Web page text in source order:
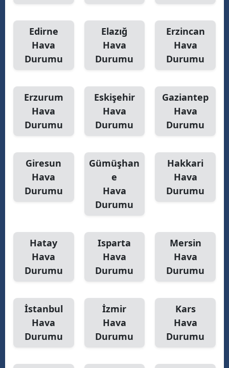
Edirne
Hava
Durumu
Elazığ
Hava
Durumu
Erzincan
Hava
Durumu
Erzurum
Hava
Durumu
Eskişehir
Hava
Durumu
Gaziantep
Hava
Durumu
Giresun
Hava
Durumu
Gümüşhan
e
Hava
Durumu
Hakkari
Hava
Durumu
Hatay
Hava
Durumu
Isparta
Hava
Durumu
Mersin
Hava
Durumu
İstanbul
Hava
Durumu
İzmir
Hava
Durumu
Kars
Hava
Durumu